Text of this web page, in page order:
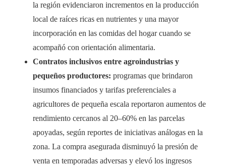
la región evidenciaron incrementos en la producción
local de raíces ricas en nutrientes y una mayor
incorporación en las comidas del hogar cuando se
acompañó con orientación alimentaria.
Contratos inclusivos entre agroindustrias y
pequeños productores: programas que brindaron
insumos financiados y tarifas preferenciales a
agricultores de pequeña escala reportaron aumentos de
rendimiento cercanos al 20–60% en las parcelas
apoyadas, según reportes de iniciativas análogas en la
zona. La compra asegurada disminuyó la presión de
venta en temporadas adversas y elevó los ingresos